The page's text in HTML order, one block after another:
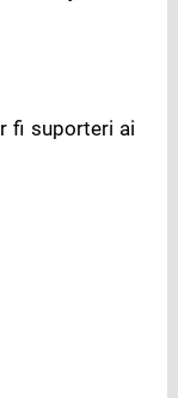
fi suporteri ai